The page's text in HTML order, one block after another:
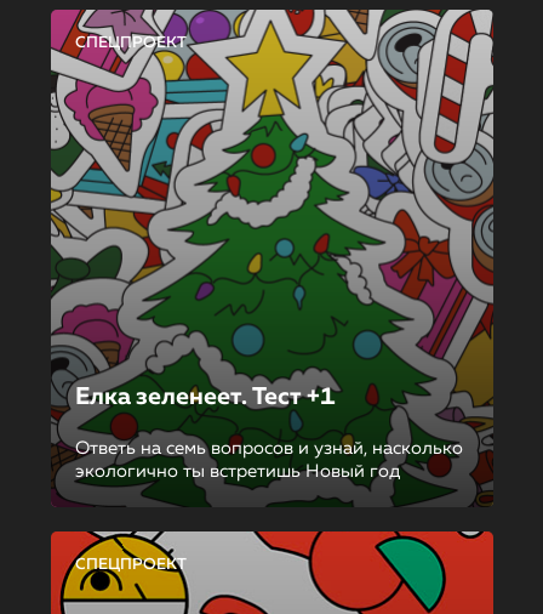
СПЕЦПРОЕКТ
Елка зеленеет. Тест +1
Ответь на семь вопросов и узнай, насколько
экологично ты встретишь Новый год
СПЕЦПРОЕКТ